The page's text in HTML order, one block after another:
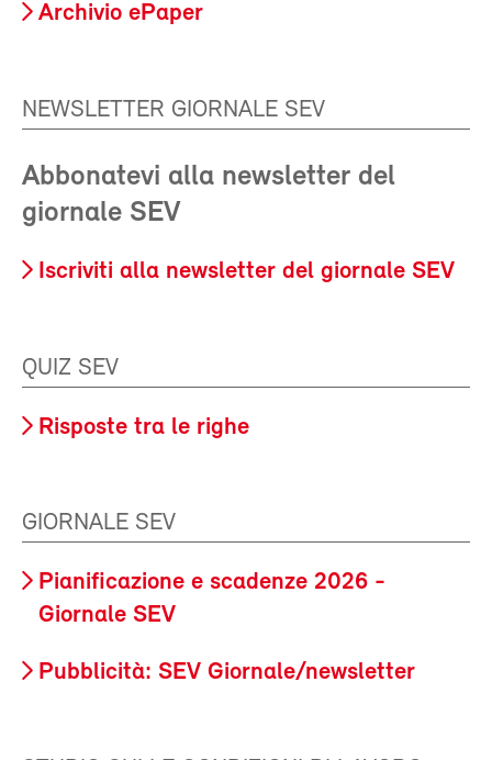
Archivio ePaper
NEWSLETTER GIORNALE SEV
Abbonatevi alla newsletter del
giornale SEV
Iscriviti alla newsletter del giornale SEV
QUIZ SEV
Risposte tra le righe
GIORNALE SEV
Pianificazione e scadenze 2026 -
Giornale SEV
Pubblicità: SEV Giornale/newsletter